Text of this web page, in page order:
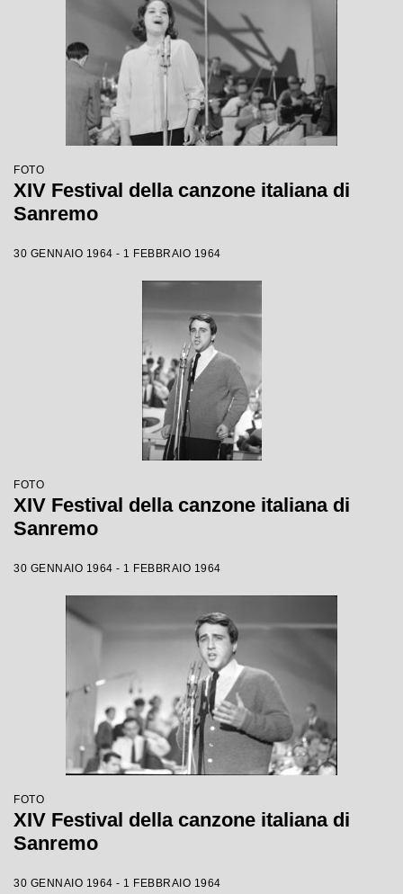
FOTO
XIV Festival della canzone italiana di
Sanremo
30 GENNAIO 1964 - 1 FEBBRAIO 1964
FOTO
XIV Festival della canzone italiana di
Sanremo
30 GENNAIO 1964 - 1 FEBBRAIO 1964
FOTO
XIV Festival della canzone italiana di
Sanremo
30 GENNAIO 1964 - 1 FEBBRAIO 1964